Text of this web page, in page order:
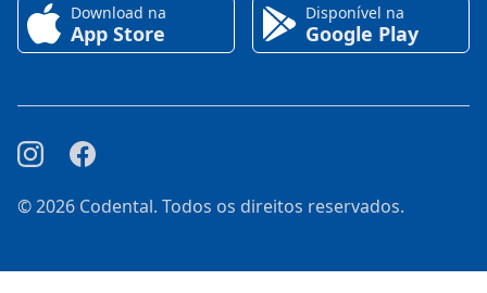
Download na
App Store
Disponível na
Google Play
© 2026 Codental. Todos os direitos reservados.